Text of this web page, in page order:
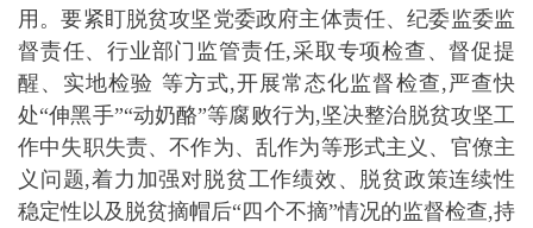
用。要紧盯脱贫攻坚党委政府主体责任、纪委监委监
督责任、行业部门监管责任,采取专项检查、督促提
醒、实地检验 等方式,开展常态化监督检查,严查快
处“伸黑手”“动奶酪”等腐败行为,坚决整治脱贫攻坚工
作中失职失责、不作为、乱作为等形式主义、官僚主
义问题,着力加强对脱贫工作绩效、脱贫政策连续性
稳定性以及脱贫摘帽后“四个不摘”情况的监督检查,持